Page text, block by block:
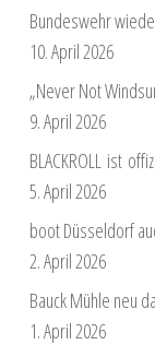
Bundeswehr
10. April 2026
„Never Not
9. April 2026
BLACKROLL ist
5. April 2026
boot Düsseldorf
2. April 2026
Bauck Mühle neu
1. April 2026